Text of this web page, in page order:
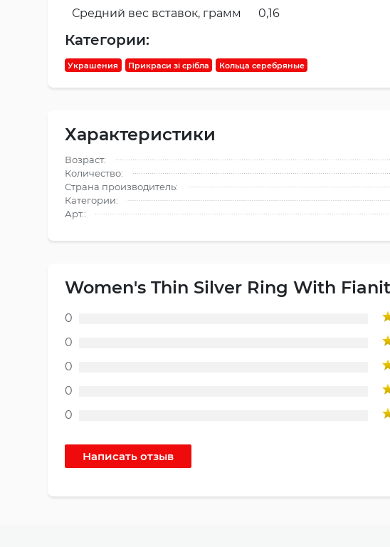
Средний вес вставок, грамм 0,16
Категории:
Украшения Прикраси зі срібла Кольца серебряные
Характеристики
Возраст:
Количество:
Страна производитель:
Категории:
Арт.:
Women's Thin Silver Ring With
0
0
0
0
0